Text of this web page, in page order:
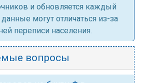
и обновляется каждый
могут отличаться из-за
переписи населения.
вопросы